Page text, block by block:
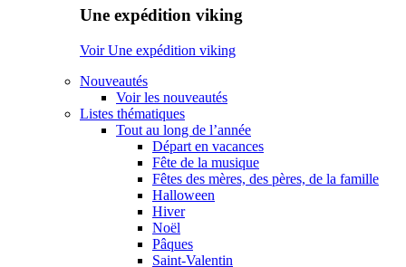
Une expédition viking
Voir Une expédition viking
Nouveautés
Voir les nouveautés
Listes thématiques
Tout au long de l’année
Départ en vacances
Fête de la musique
Fêtes des mères, des pères, de la famille
Halloween
Hiver
Noël
Pâques
Saint-Valentin